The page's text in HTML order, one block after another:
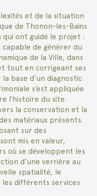
et de la situation
de Thonon-les-Bains
qui ont guidé le projet :
de générer du
de la Ville, dans
tout en corrigeant ses
base d’un diagnostic
s’est appliquée
l’histoire du site.
la conservation et la
matériaux présents.
sur des
mis en valeur,
où se développent les
d’une verrière au
spatialité, le
différents services